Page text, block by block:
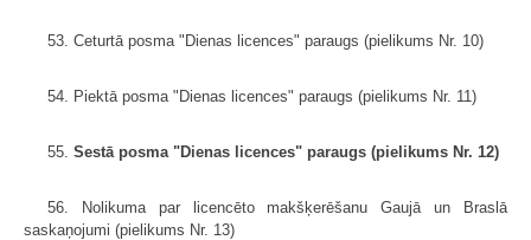
53. Ceturtā posma "Dienas licences" paraugs (pielikums Nr. 10)
54. Piektā posma "Dienas licences" paraugs (pielikums Nr. 11)
55. Sestā posma "Dienas licences" paraugs (pielikums Nr. 12)
56. Nolikuma par licencēto makšķerēšanu Gaujā un Braslā
saskaņojumi (pielikums Nr. 13)